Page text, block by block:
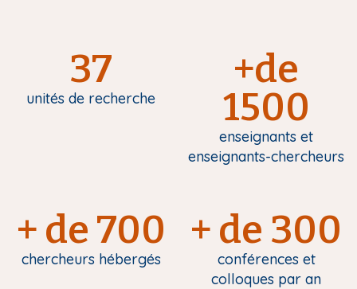
37
unités de recherche
+de
1500
enseignants et
enseignants-chercheurs
+ de 700
chercheurs hébergés
+ de 300
conférences et
colloques par an